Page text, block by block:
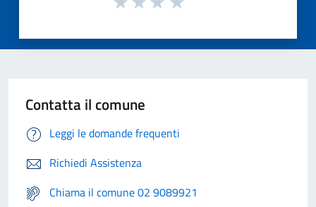
Contatta il comune
Leggi le domande frequenti
Richiedi Assistenza
Chiama il comune 02 9089921